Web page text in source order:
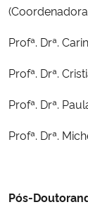
Banco Central do
Planalto
Profª. Drª.
Profª. Drª.
Profª. Drª.
Profª. Drª.
Pós-